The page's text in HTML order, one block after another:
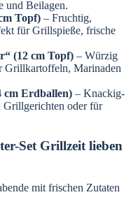
und Beilagen.
Topf) – Fruchtig,
für Grillspieße, frische
(12 cm Topf) – Würzig
Grillkartoffeln, Marinaden
cm Erdballen) – Knackig-
Grillgerichten oder für
Set Grillzeit lieben
mit frischen Zutaten